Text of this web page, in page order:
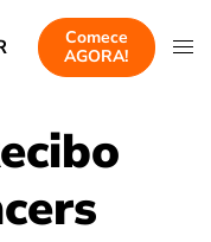
Comece
AGORA!